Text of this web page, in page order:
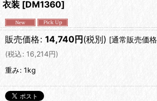
衣装 [DM1360]
販売価格: 14,740円(税別) [通常販売価格
(税込: 16,214円)
重み: 1kg